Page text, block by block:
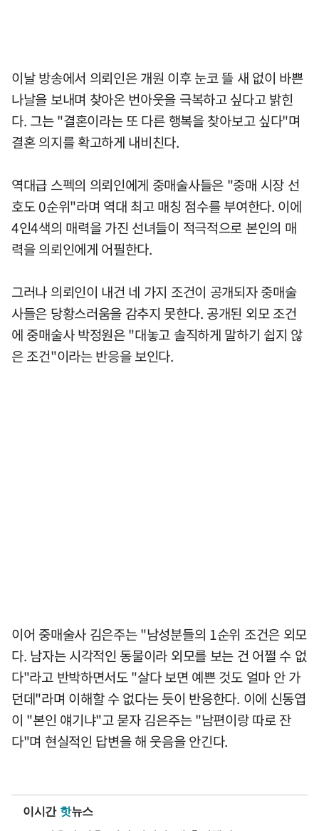
이날 방송에서 의뢰인은 개원 이후 눈코 뜰 새 없이 바쁜
나날을 보내며 찾아온 번아웃을 극복하고 싶다고 밝힌
다. 그는 "결혼이라는 또 다른 행복을 찾아보고 싶다"며
결혼 의지를 확고하게 내비친다.
역대급 스펙의 의뢰인에게 중매술사들은 "중매 시장 선
호도 0순위"라며 역대 최고 매칭 점수를 부여한다. 이에
4인4색의 매력을 가진 선녀들이 적극적으로 본인의 매
력을 의뢰인에게 어필한다.
그러나 의뢰인이 내건 네 가지 조건이 공개되자 중매술
사들은 당황스러움을 감추지 못한다. 공개된 외모 조건
에 중매술사 박정원은 "대놓고 솔직하게 말하기 쉽지 않
은 조건"이라는 반응을 보인다.
이어 중매술사 김은주는 "남성분들의 1순위 조건은 외모
다. 남자는 시각적인 동물이라 외모를 보는 건 어쩔 수 없
다"라고 반박하면서도 "살다 보면 예쁜 것도 얼마 안 가
던데"라며 이해할 수 없다는 듯이 반응한다. 이에 신동엽
이 "본인 얘기냐"고 묻자 김은주는 "남편이랑 따로 잔
다"며 현실적인 답변을 해 웃음을 안긴다.
이시간 핫뉴스